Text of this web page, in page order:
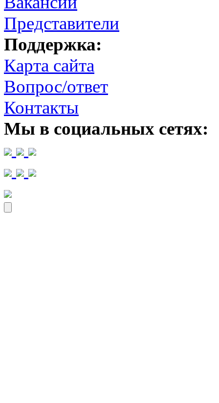
Представители
Поддержка:
Карта сайта
Вопрос/ответ
Контакты
Мы в социальных сетях: